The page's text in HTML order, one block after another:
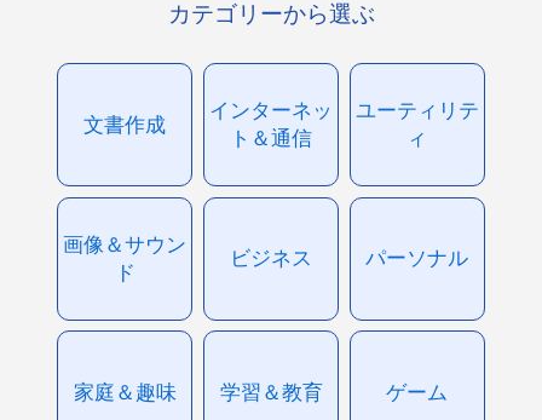
カテゴリーから選ぶ
文書作成
インターネッ
ト＆通信
ユーティリテ
ィ
画像＆サウン
ド
ビジネス パーソナル
家庭＆趣味 学習＆教育 ゲーム